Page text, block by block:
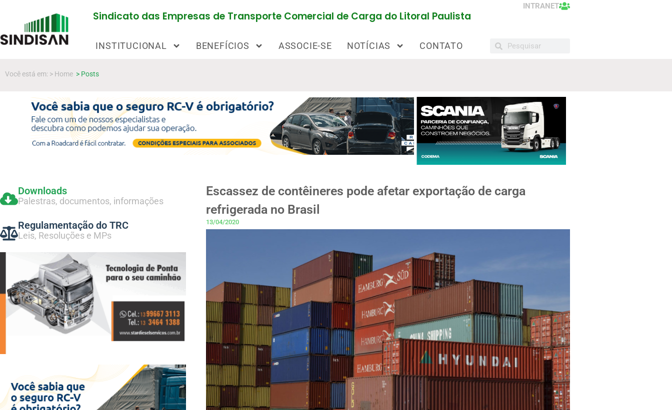
Sindicato das Empresas de Transporte Comercial de Carga do Litoral Paulista
INSTITUCIONAL BENEFÍCIOS ASSOCIE-SE NOTÍCIAS CONTATO
INTRANET
Você está em: > Home > Posts
Downloads
Palestras, documentos, informações
Regulamentação do TRC
Leis, Resoluções e MPs
Escassez de contêineres pode afetar exportação de carga
refrigerada no Brasil
13/04/2020